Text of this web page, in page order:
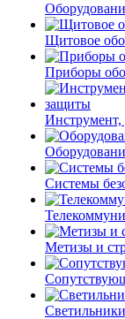
Щитовое
Приборы
Инструмент,
Системы
Метизы и